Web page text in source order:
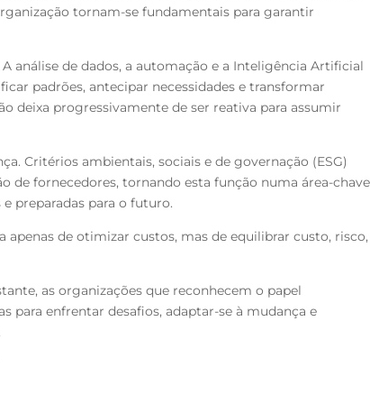
tornam-se fundamentais para garantir
análise de dados, aautomação e a Inteligência Artificial
padrões, antecipar necessidades e transformar
deixa progressivamente de ser reativa para assumir
Critérios ambientais,sociais e de governação (ESG)
de fornecedores, tornando esta função numa área-chave
preparadas para o futuro.
apenas de otimizar custos, mas de equilibrar custo, risco,
as organizações que reconhecem o papel
para enfrentar desafios, adaptar-se à mudança e